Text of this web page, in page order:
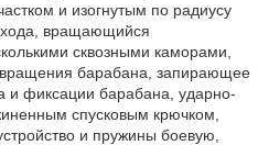
и изогнутым по радиусу
вращающийся
сквозными каморами,
барабана, запирающее
и фиксации барабана, ударно-
спусковым крючком,
и пружины боевую,